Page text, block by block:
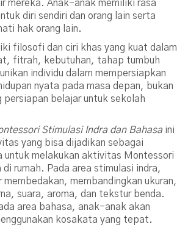
mereka. Anak-anak memiliki rasa
diri sendiri dan orang lain serta
hak orang lain.
filosofi dan ciri khas yang kuat dalam
fitrah, kebutuhan, tahap tumbuh
individu dalam mempersiapkan
nyata pada masa depan, bukan
persiapan belajar untuk sekolah
Stimulasi Indra dan Bahasa ini
yang bisa dijadikan sebagai
untuk melakukan aktivitas Montessori
di rumah. Pada area stimulasi indra,
membedakan, membandingkan ukuran,
suara, aroma, dan tekstur benda.
area bahasa, anak-anak akan
kosakata yang tepat.